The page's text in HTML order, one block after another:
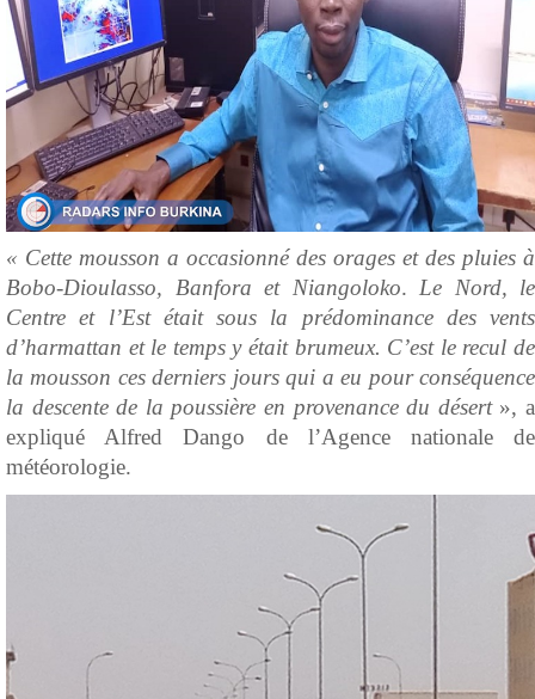
« Cette mousson a occasionné des orages et des pluies à
Bobo-Dioulasso, Banfora et Niangoloko. Le Nord, le
Centre et l’Est était sous la prédominance des vents
d’harmattan et le temps y était brumeux. C’est le recul de
la mousson ces derniers jours qui a eu pour conséquence
la descente de la poussière en provenance du désert », a
expliqué Alfred Dango de l’Agence nationale de
météorologie.